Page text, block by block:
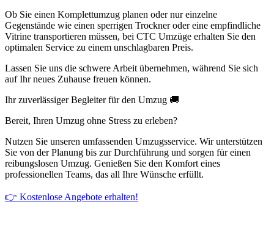
Ob Sie einen Komplettumzug planen oder nur einzelne
Gegenstände wie einen sperrigen Trockner oder eine empfindliche
Vitrine transportieren müssen, bei CTC Umzüge erhalten Sie den
optimalen Service zu einem unschlagbaren Preis.
Lassen Sie uns die schwere Arbeit übernehmen, während Sie sich
auf Ihr neues Zuhause freuen können.
Ihr zuverlässiger Begleiter für den Umzug 🚚
Bereit, Ihren Umzug ohne Stress zu erleben?
Nutzen Sie unseren umfassenden Umzugsservice. Wir unterstützen
Sie von der Planung bis zur Durchführung und sorgen für einen
reibungslosen Umzug. Genießen Sie den Komfort eines
professionellen Teams, das all Ihre Wünsche erfüllt.
👉 Kostenlose Angebote erhalten!